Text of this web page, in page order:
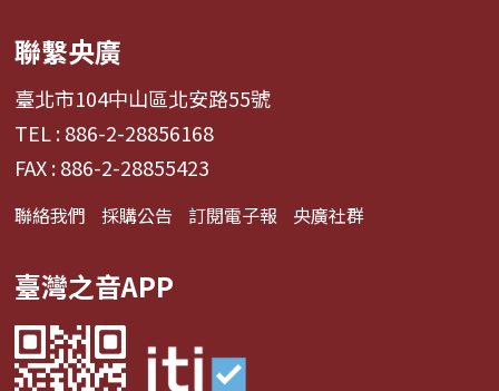
聯繫央廣
臺北市104中山區北安路55號
TEL : 886-2-28856168
FAX : 886-2-28855423
聯絡我們 採購公告 訂閱電子報 央廣社群
臺灣之音APP